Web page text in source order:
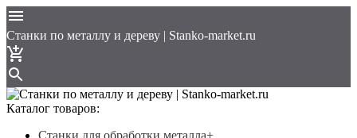
Cтанки по металлу и дереву | Stanko-market.ru
Каталог товаров:
Станки для обработки металла+